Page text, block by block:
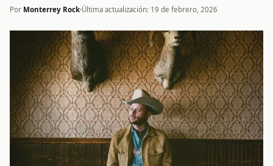
Por Monterrey Rock Última actualización: 19 de febrero, 2026